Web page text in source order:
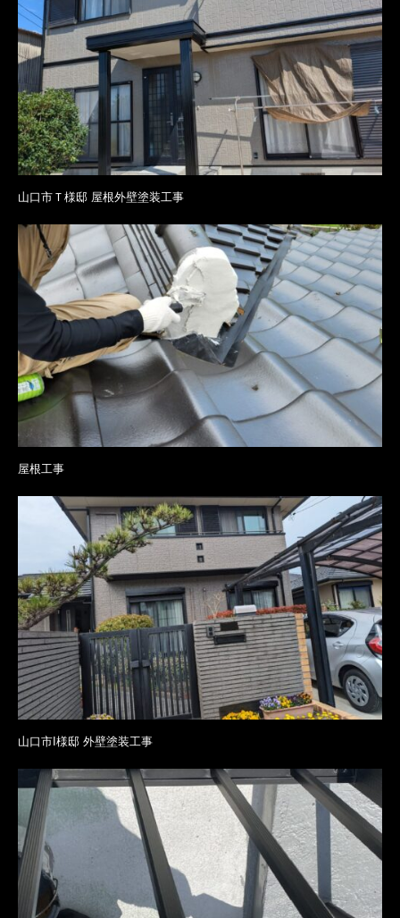
山口市Ｔ様邸 屋根外壁塗装工事
屋根工事
山口市I様邸 外壁塗装工事